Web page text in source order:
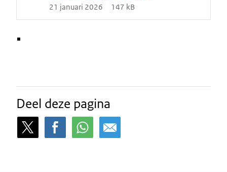
21 januari 2026 147 kB
Deel deze pagina